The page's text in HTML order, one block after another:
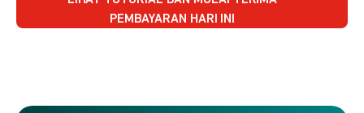
PEMBAYARAN HARI INI